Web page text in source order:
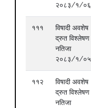
२०८३/१/०६
१११
विषादी अवशेष
द्रुत विश्लेषण
नतिजा
२०८३/१/०५
११२
विषादी अवशेष
द्रुत विश्लेषण
नतिजा